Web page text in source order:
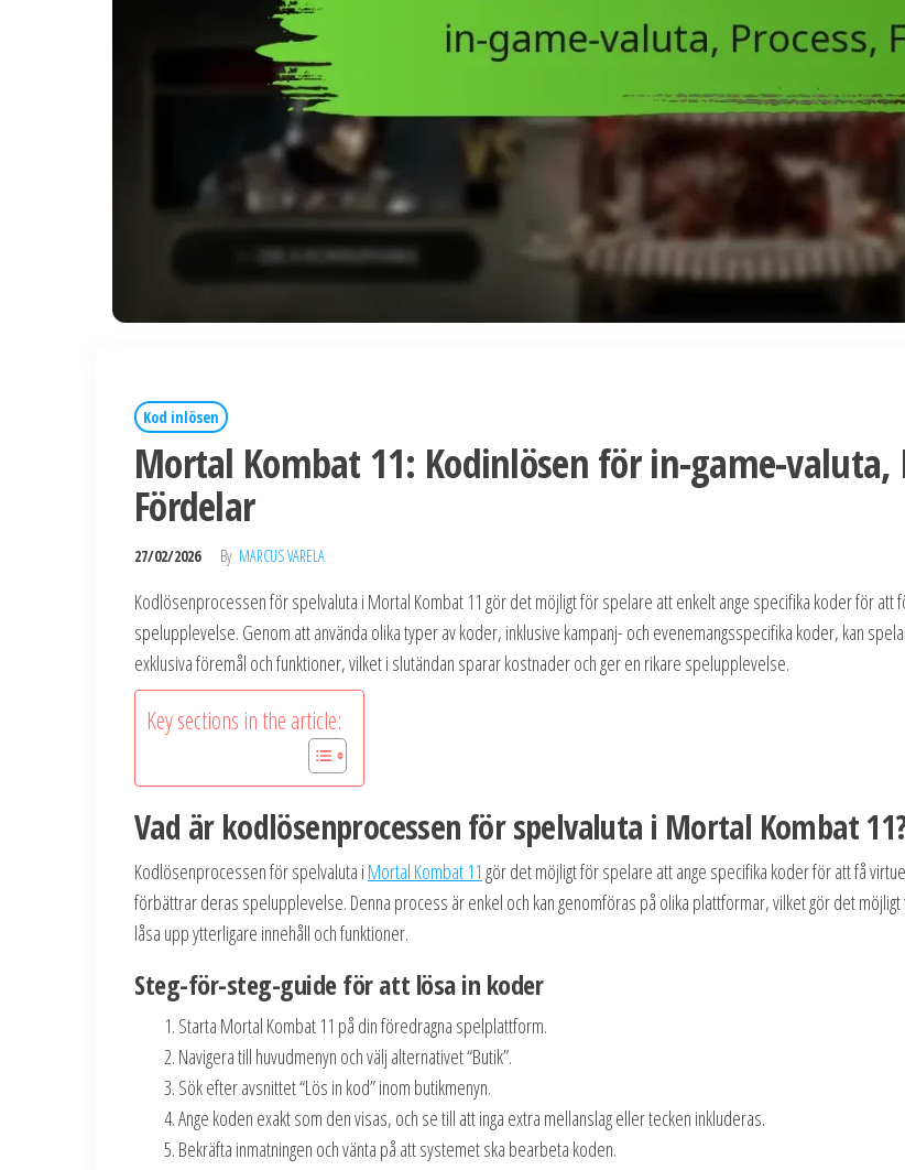
Kod inlösen
Mortal Kombat 11: Kodinlösen för in-game-valuta,
Fördelar
27/02/2026 By MARCUS VARELA
Kodlösenprocessen för spelvaluta i Mortal Kombat 11 gör det möjligt för spelare att enkelt ange specifika koder för att
spelupplevelse. Genom att använda olika typer av koder, inklusive kampanj- och evenemangsspecifika koder, kan
exklusiva föremål och funktioner, vilket i slutändan sparar kostnader och ger en rikare spelupplevelse.
Key sections in the article:
Vad är kodlösenprocessen för spelvaluta i Mortal Kombat
Kodlösenprocessen för spelvaluta i Mortal Kombat 11 gör det möjligt för spelare att ange specifika koder för att få
förbättrar deras spelupplevelse. Denna process är enkel och kan genomföras på olika plattformar, vilket gör det
låsa upp ytterligare innehåll och funktioner.
Steg-för-steg-guide för att lösa in koder
Starta Mortal Kombat 11 på din föredragna spelplattform.
Navigera till huvudmenyn och välj alternativet “Butik”.
Sök efter avsnittet “Lös in kod” inom butikmenyn.
Ange koden exakt som den visas, och se till att inga extra mellanslag eller tecken inkluderas.
Bekräfta inmatningen och vänta på att systemet ska bearbeta koden.